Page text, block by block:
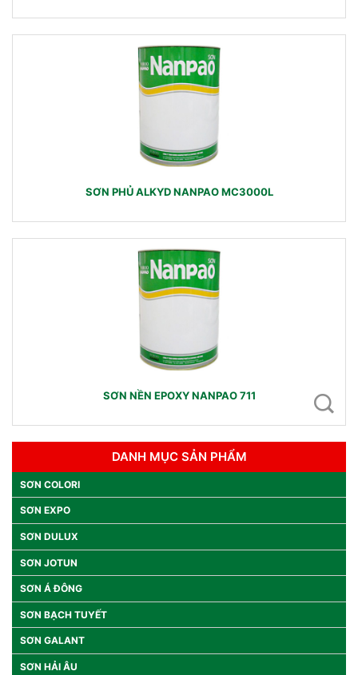
SƠN PHỦ ALKYD NANPAO MC3000L
SƠN NỀN EPOXY NANPAO 711
DANH MỤC SẢN PHẨM
SƠN COLORI
SƠN EXPO
SƠN DULUX
SƠN JOTUN
SƠN Á ĐÔNG
SƠN BẠCH TUYẾT
SƠN GALANT
SƠN HẢI ÂU